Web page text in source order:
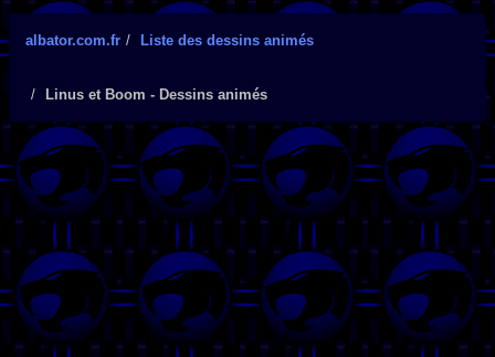
albator.com.fr Liste des dessins animés
Linus et Boom - Dessins animés